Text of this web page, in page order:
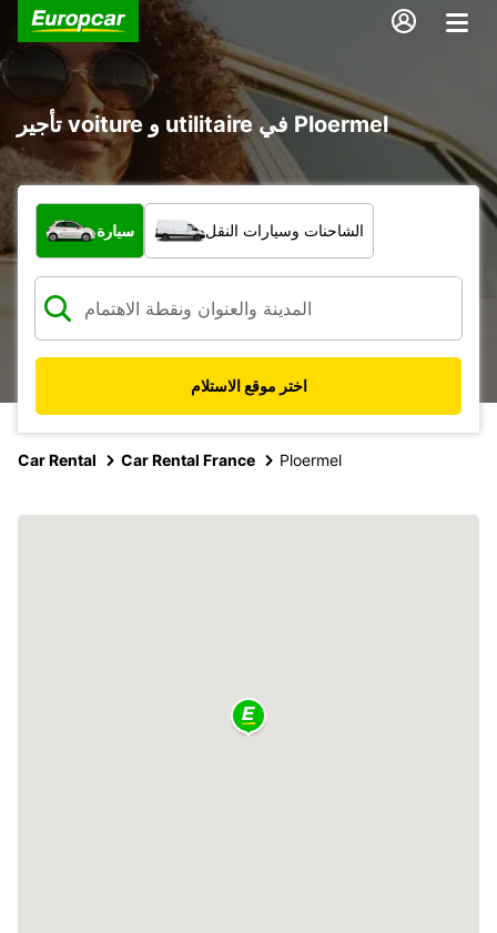
تأجير voiture و utilitaire في Ploermel
ما نوع المركبة؟
سيارة الشاحنات وسيارات النقل
اختر موقع الاستلام
Car Rental Car Rental France Ploermel